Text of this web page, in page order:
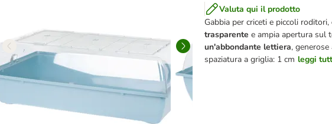
Valuta qui il prodotto
Gabbia per criceti e piccoli roditori,
trasparentee ampia apertura sul
un'abbondante lettiera,
spaziatura a griglia: 1 cm leggi